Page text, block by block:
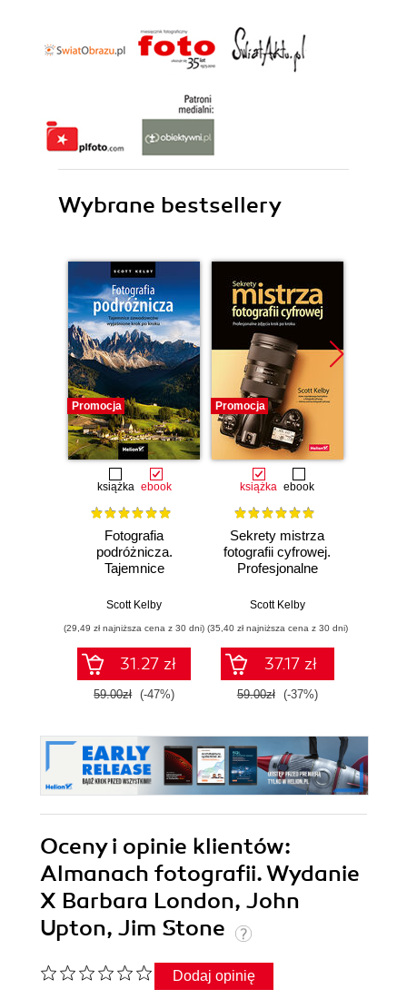
Wybrane bestsellery
Promocja
książka ebook
Fotografia
podróżnicza.
Tajemnice
wyjaśnione krok po
Scott Kelby
(29,49 zł najniższa cena z 30 dni)
31.27 zł
59.00zł (-47%)
Promocja
książka ebook
Sekrety mistrza
fotografii cyfrowej.
Profesjonalne
kroku
Scott Kelby
(35,40 zł najniższa cena z 30 dni)
37.17 zł
59.00zł (-37%)
Oceny i opinie klientów:
Almanach fotografii. Wydanie
X Barbara London, John
Upton, Jim Stone
Dodaj opinię